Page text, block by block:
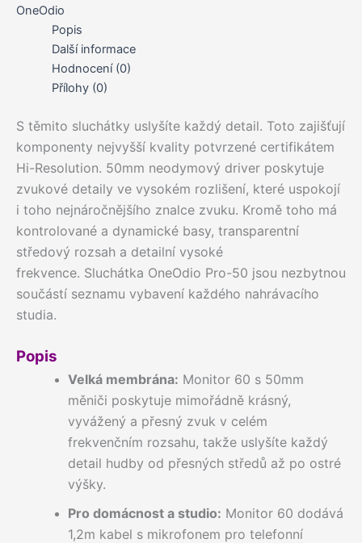
OneOdio
Popis
Další informace
Hodnocení (0)
Přílohy (0)
S těmito sluchátky uslyšíte každý detail. Toto zajišťují
komponenty nejvyšší kvality potvrzené certifikátem
Hi-Resolution. 50mm neodymový driver poskytuje
zvukové detaily ve vysokém rozlišení, které uspokojí
i toho nejnáročnějšího znalce zvuku. Kromě toho má
kontrolované a dynamické basy, transparentní
středový rozsah a detailní vysoké
frekvence. Sluchátka OneOdio Pro-50 jsou nezbytnou
součástí seznamu vybavení každého nahrávacího
studia.
Popis
Velká membrána: Monitor 60 s 50mm
měniči poskytuje mimořádně krásný,
vyvážený a přesný zvuk v celém
frekvenčním rozsahu, takže uslyšíte každý
detail hudby od přesných středů až po ostré
výšky.
Pro domácnost a studio: Monitor 60 dodává
1,2m kabel s mikrofonem pro telefonní